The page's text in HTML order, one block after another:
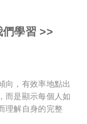
學習 >>
向，有效率地點出
而是顯示每個人如
理解自身的完整